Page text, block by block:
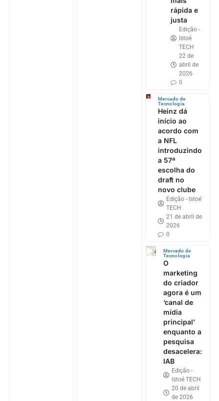
rápida e
justa
Edição -
Istoé
TECH
22 de
abril de
2026
0
Mercado de
Tecnologia
Heinz dá
início ao
acordo com
a NFL
introduzindo
a 57ª
escolha do
draft no
novo clube
Edição - Istoé
TECH
21 de abril de
2026
0
Mercado de
Tecnologia
O
marketing
do criador
agora é um
‘canal de
mídia
principal’
enquanto a
pesquisa
desacelera:
IAB
Edição -
Istoé TECH
20 de abril
de 2026